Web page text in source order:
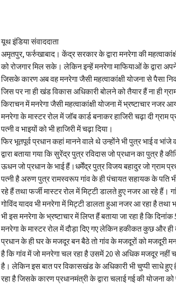
यूथ इंडिया संवाददाता
अमृतपुर, फर्रुखाबाद। केंद्र सरकार के द्वारा मनरेगा की
को रोजगार मिल सके। लेकिन इन्हें मनरेगा माफियाओं के द्वारा
जिसके कारण अब वह मनरेगा जैसी महत्वाकांक्षी योजना से पैसा
जिस पर ना ही खंड विकास अधिकारी बोलने को तैयार हैं ना ही
किराचन में मनरेगा जैसी महत्वाकांक्षी योजना में भ्रष्टाचार नजर
मनरेगा के मास्टर रोल में जॉब कार्ड बनाकर हाजिरी चढ़ा दी
पत्नी व भाइयों को भी हाजिरी में चढ़ा दिया।
फिर भूतपूर्व प्रधान कहां मानने वाले थे उन्होंने भी पुत्र भाई व भांजे
द्वारा बताया गया कि सुरेंद्र पुत्र रविदास जो प्रधान का पुत्र है
ऊधन जो प्रधान के भाई हैं।धर्मेंद्र पुत्र विजय बहादुर जो ग्राम
पत्नी है अरुण पुत्र रामस्वरूप गांव के ही पंचायत सहायक के पति
रहे हैं तथा फर्जी मास्टर रोल में मिट्टी डालते हुए नजर आ रहे हैं।
गोविंद यादव भी मनरेगा में मिट्टी डालता हुआ नजर आ रहा है तथा
भी इस मनरेगा के भ्रष्टाचार में लिप्त हैं बताया जा रहा है कि
मनरेगा के मास्टर रोल में दौड़ा दिए गए लेकिन हकीकत कुछ और ही
प्रधान के ही घर के मजदूर बन बैठे तो गांव के मजदूरों को मजदूरी
है कि गांव में जो मनरेगा चल रहा है उसमें 20 से अधिक मजदूर नहीं
है। लेकिन इस बात पर विकासखंड के अधिकारी भी चुप्पी साधे हुए
रहा है जिसके कारण प्रधानमंत्री के द्वारा चलाई गई की योजना